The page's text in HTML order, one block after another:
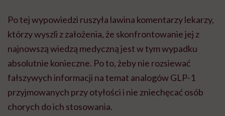
Po tej wypowiedzi ruszyła lawina komentarzy lekarzy,
którzy wyszli z założenia, że skonfrontowanie jej z
najnowszą wiedzą medyczną jest w tym wypadku
absolutnie konieczne. Po to, żeby nie rozsiewać
fałszywych informacji na temat analogów GLP-1
przyjmowanych przy otyłości i nie zniechęcać osób
chorych do ich stosowania.